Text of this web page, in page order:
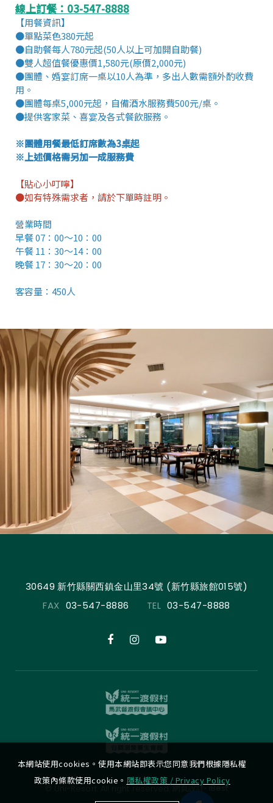
線上訂餐：03-547-8888
【用餐資訊】
●單點菜色380元起
●自助餐每人780元起(50人以上可加開自助餐)
●雙人超值餐優惠價1,580元(原價2,000元)
●團體、婚宴訂席一桌以10人為準，多出人數需額外酌收費
用。
●團體每桌5,000元起，自備酒水服務費500元/桌。
●提供客家菜、喜宴及各式餐飲服務。
※團體用餐最低訂席數為3桌起
※上述價格需另加一成服務費
【貼心小叮嚀】
●如有特殊需求者，請於下單時註明。
營業時間
早餐 07：00～10：00
午餐 11：30～14：00
晚餐 17：30～20：00
客容量：450人
30649 新竹縣關西鎮金山里34號 (新竹縣旅館015號)
FAX 03-547-8886 TEL 03-547-8888
© Uni-Resort. All right reserved. 網頁設計‧iBest
本網站使用cookies。使用本網站即表示您同意我們根據隱私權
政策內條款使用cookie。 隱私權政策 / Privacy Policy